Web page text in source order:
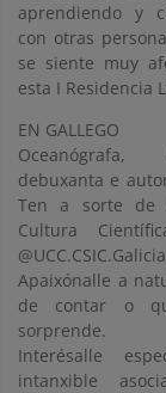
aprendiendo y
con otras
se siente muy
esta I Residencia
EN GALLEGO
Oceanógrafa,
debuxanta e
Ten a sorte de
Cultura
@UCC.CSIC.Galicia
Apaixónalle a
de contar o
sorprende.
Interésalle
intanxible